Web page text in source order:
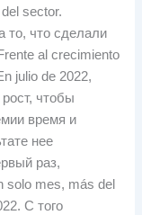
sector.
то, что сделали
al crecimiento
julio de 2022,
чтобы
время и
нее
раз,
solo mes, más del
С того